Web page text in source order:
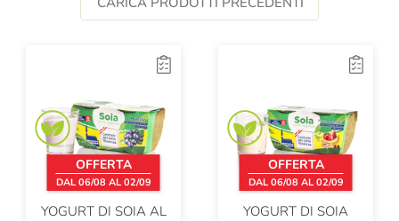
OFFERTA
DAL 06/08 AL 02/09
YOGURT DI SOIA AL
OFFERTA
DAL 06/08 AL 02/09
YOGURT DI SOIA